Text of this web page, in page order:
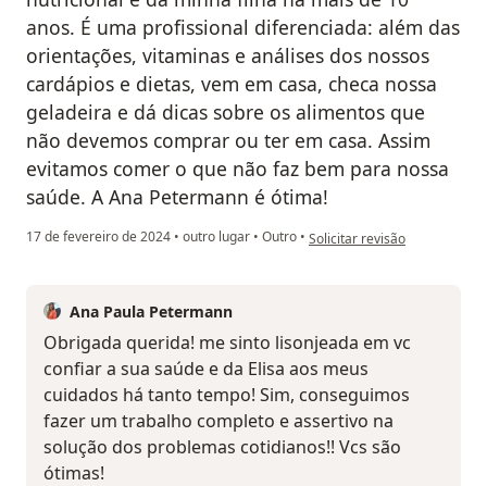
anos. É uma profissional diferenciada: além das
orientações, vitaminas e análises dos nossos
cardápios e dietas, vem em casa, checa nossa
geladeira e dá dicas sobre os alimentos que
não devemos comprar ou ter em casa. Assim
evitamos comer o que não faz bem para nossa
saúde. A Ana Petermann é ótima!
17 de fevereiro de 2024 • outro lugar • Outro • na opinião do utilizador
Solicitar revisão
Ana Paula Petermann
Obrigada querida! me sinto lisonjeada em vc
confiar a sua saúde e da Elisa aos meus
cuidados há tanto tempo! Sim, conseguimos
fazer um trabalho completo e assertivo na
solução dos problemas cotidianos!! Vcs são
ótimas!